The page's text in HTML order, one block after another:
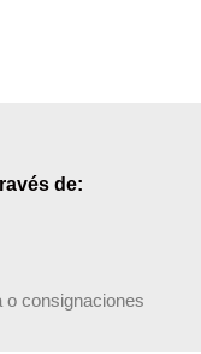
de:
o consignaciones